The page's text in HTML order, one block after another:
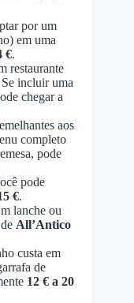
por um
em uma
€.
restaurante
Se incluir uma
chegar a
aos
completo
pode
pode
€.
lanche ou
All’Antico
custa em
de
12 € a 20